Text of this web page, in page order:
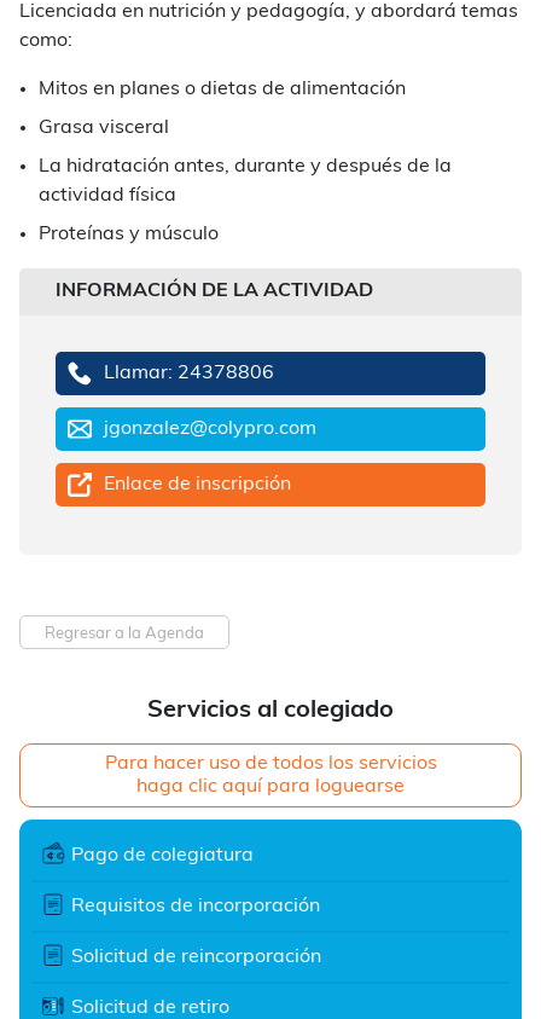
Servicios al colegiado
Para hacer uso de todos los servicios
haga clic aquí para loguearse
Pago de colegiatura
Requisitos de incorporación
Solicitud de reincorporación
Solicitud de retiro
Licenciada en nutrición y pedagogía, y abordará temas
como:
Mitos en planes o dietas de alimentación
Grasa visceral
⁠La hidratación antes, durante y después de la
actividad física
⁠Proteínas y músculo
INFORMACIÓN DE LA ACTIVIDAD
Llamar: 24378806
jgonzalez@colypro.com
Enlace de inscripción
Regresar a la Agenda